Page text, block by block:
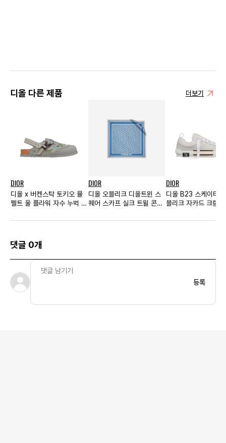
디올 다른 제품 더보기
DIOR
디올 x 버켄스탁 토키오 뮬
펠트 울 플라워 자수 누벅 카
DIOR
디올 오블리크 디올트윈 스
퀘어 스카프 실크 트윌 콘플
DIOR
디올 B23 스케이터
블리크 자카드 크림
댓글 0개
등록